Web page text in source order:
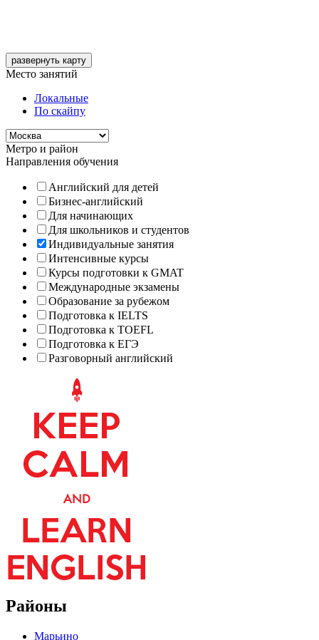
развернуть карту
Место занятий
Локальные
По скайпу
Метро и район
Направления обучения
Английский для детей
Бизнес-английский
Для начинающих
Для школьников и студентов
Индивидуальные занятия
Интенсивные курсы
Курсы подготовки к GMAT
Международные экзамены
Образование за рубежом
Подготовка к IELTS
Подготовка к TOEFL
Подготовка к ЕГЭ
Разговорный английский
Районы
Марьино